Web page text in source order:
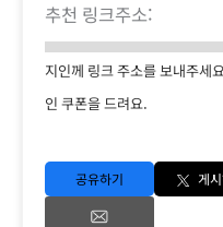
추천 링크주소:
지인께 링크 주소를 보내주세
인 쿠폰을 드려요.
공유하기 게